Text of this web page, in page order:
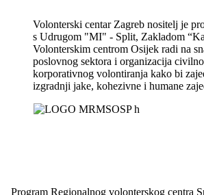
Volonterski centar Zagreb nositelj je
s Udrugom "MI" - Split, Zakladom
Volonterskim centrom Osijek radi na
poslovnog sektora i organizacija
korporativnog volontiranja kako bi
izgradnji jake, kohezivne i humane
Program Regionalnog volonterskog centra